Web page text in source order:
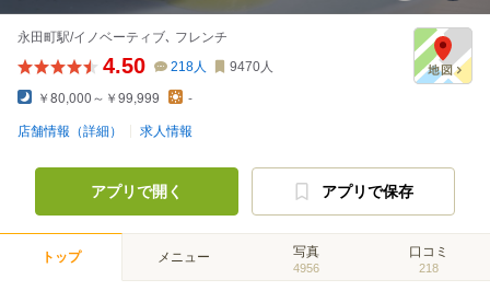
永田町駅/イノベーティブ､ フレンチ
4.50 218人 9470人
￥80,000～￥99,999 -
店舗情報（詳細） 求人情報
アプリで開く アプリで保存
トップ メニュー 写真
4956
口コミ
218